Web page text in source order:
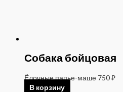
Собака бойцовая
Ёлочные папье-маше 750₽
В корзину